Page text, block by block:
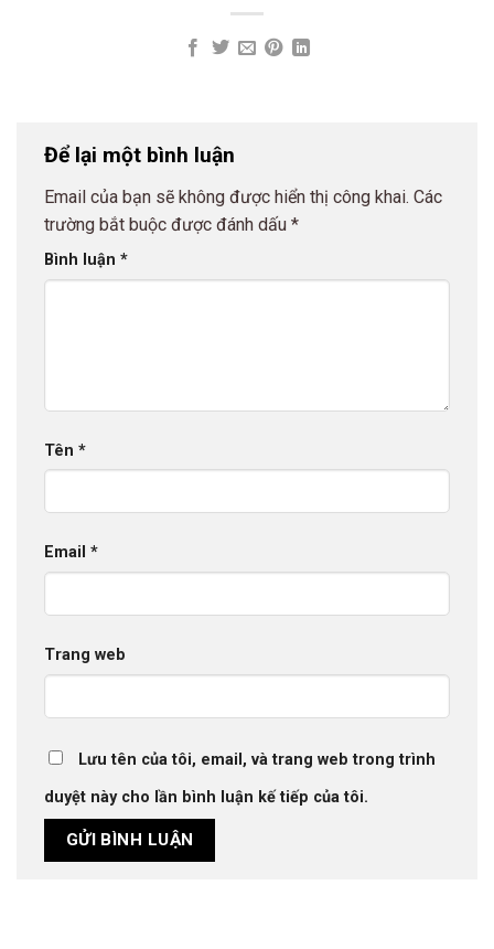
Để lại một bình luận
Email của bạn sẽ không được hiển thị công khai. Các
trường bắt buộc được đánh dấu *
Bình luận *
Tên *
Email *
Trang web
Lưu tên của tôi, email, và trang web trong trình
duyệt này cho lần bình luận kế tiếp của tôi.